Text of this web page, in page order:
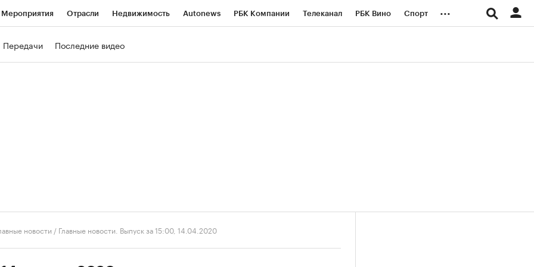
Мероприятия Отрасли Недвижимость Autonews РБК Компании Телеканал РБК Вино Спорт ...
Передачи Последние видео
новости / Главные новости. Выпуск за 15:00, 14.04.2020